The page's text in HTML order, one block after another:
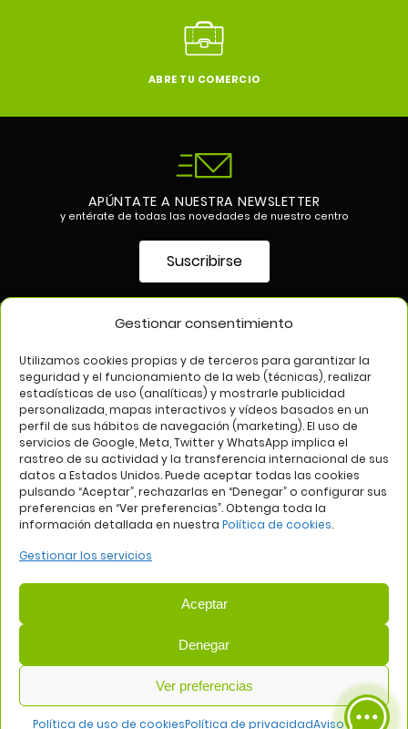
Gestionar consentimiento
Utilizamos cookies propias y de terceros para garantizar la
seguridad y el funcionamiento de la web (técnicas), realizar
estadísticas de uso (analíticas) y mostrarle publicidad
personalizada, mapas interactivos y vídeos basados en un
perfil de sus hábitos de navegación (marketing). El uso de
servicios de Google, Meta, Twitter y WhatsApp implica el
rastreo de su actividad y la transferencia internacional de sus
datos a Estados Unidos. Puede aceptar todas las cookies
pulsando “Aceptar”, rechazarlas en “Denegar” o configurar sus
preferencias en “Ver preferencias”. Obtenga toda la
información detallada en nuestra Política de cookies.
Gestionar los servicios
Aceptar
Denegar
Ver preferencias
Política de uso de cookiesPolítica de privacidadAviso legal
ABRE TU COMERCIO
APÚNTATE A NUESTRA NEWSLETTER
y entérate de todas las novedades de nuestro centro
Suscribirse
Aviso legal Política de privacidad
Política de cookies
Web: Bannister Global
PLAZA DE ALUCHE— NIF: H81419202
Avda. de los Poblados, 58, 28044 Madrid | Tel: 915090934 | Email:
direccion@centrocomercialplazadealuche.es